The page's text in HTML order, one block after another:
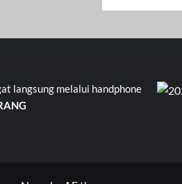
05 RW 09 Pondok Kacang
langsung melalui handphone